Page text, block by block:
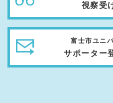
視察受
富士市ユニ
サポーター